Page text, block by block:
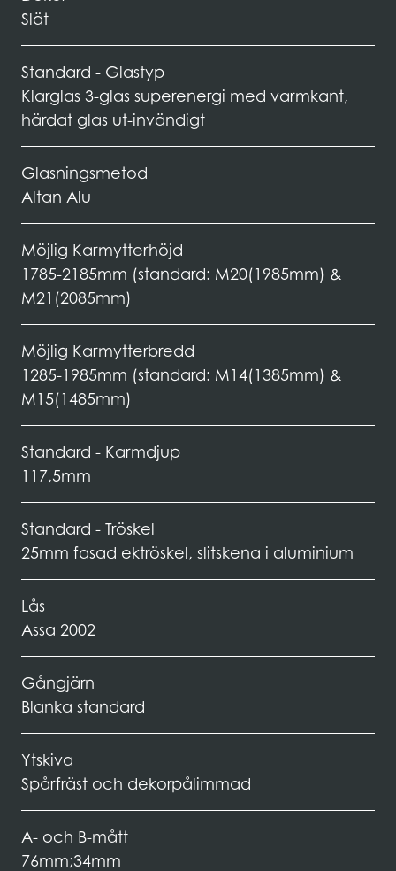
Slät
Standard - Glastyp
Klarglas 3-glas superenergi med varmkant,
härdat glas ut-invändigt
Glasningsmetod
Altan Alu
Möjlig Karmytterhöjd
1785-2185mm (standard: M20(1985mm) &
M21(2085mm)
Möjlig Karmytterbredd
1285-1985mm (standard: M14(1385mm) &
M15(1485mm)
Standard - Karmdjup
117,5mm
Standard - Tröskel
25mm fasad ektröskel, slitskena i aluminium
Lås
Assa 2002
Gångjärn
Blanka standard
Ytskiva
Spårfräst och dekorpålimmad
A- och B-mått
76mm;34mm